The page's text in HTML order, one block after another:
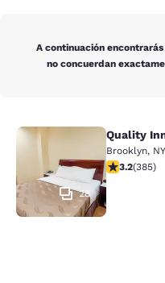
A continuación
no concuerdan
Quality Inn
28
Quality
Brooklyn, NY
Calificación
3.2(385)